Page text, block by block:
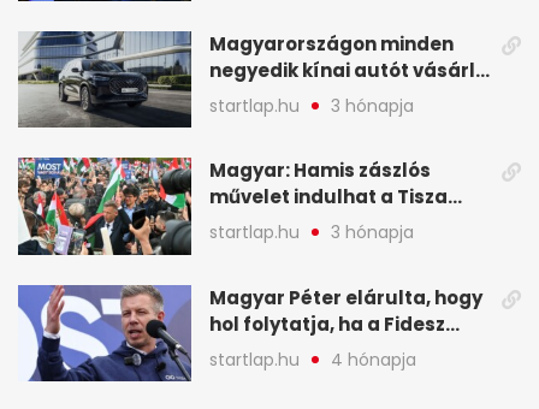
Magyarországon minden
negyedik kínai autót vásárló
a Chery mellett döntött (X)
startlap.hu 3 hónapja
Magyar: Hamis zászlós
művelet indulhat a Tisza
ellen a választás napján - A
hét legfontosabb eseményei
startlap.hu 3 hónapja
Magyar Péter elárulta, hogy
hol folytatja, ha a Fidesz
nyeri a választást - A hét
legfontosabb hírei
startlap.hu 4 hónapja